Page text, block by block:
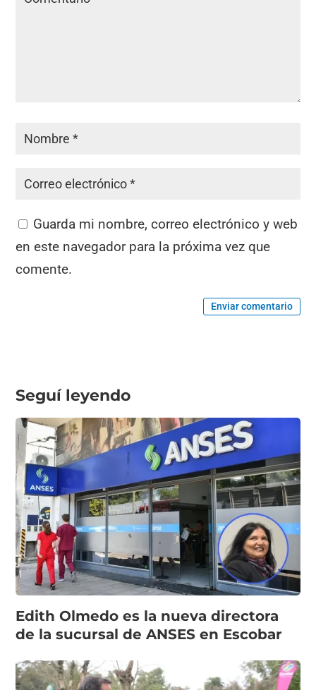
Guarda mi nombre, correo electrónico y web
en este navegador para la próxima vez que
comente.
Enviar comentario
Seguí leyendo
Edith Olmedo es la nueva directora
de la sucursal de ANSES en Escobar